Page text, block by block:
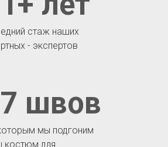
мы подгоним
костюм для
швов
стаж наших
- экспертов